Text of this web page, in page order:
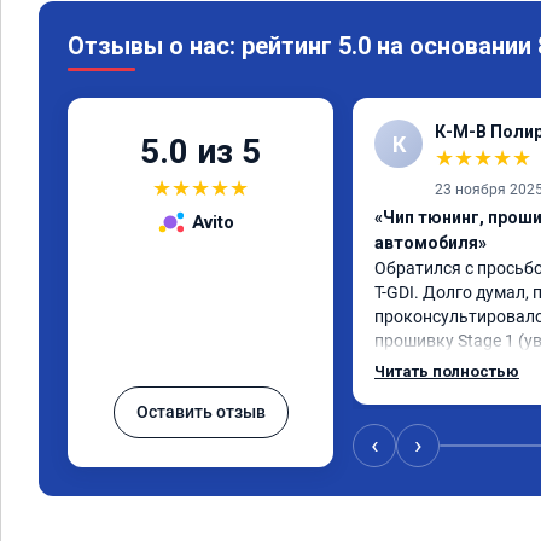
Отзывы о нас: рейтинг 5.0 на основании
5.0 из 5
★★★★★
Avito
Оставить отзыв
К К-М-В
★★★★★
23 ноября
«Чип тюнинг,
автомобиля»
Обратился с
T-GDI. Долго думал,
прошивку Stage 1
отзывчивости с
раза больше
15% вполне
Читать полностью
‹ ›